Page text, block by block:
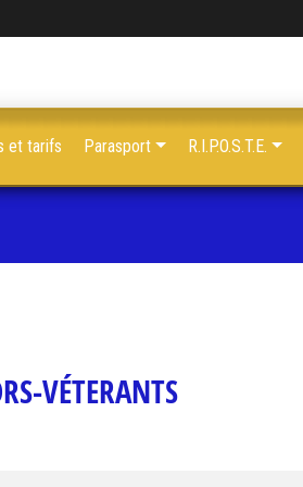
VÉTERANTS
et tarifs Parasport R.I.P.O.S.T.E.